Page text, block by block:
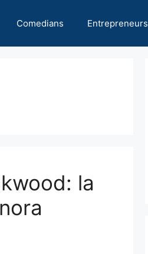
Comedians Entrepreneurs
la